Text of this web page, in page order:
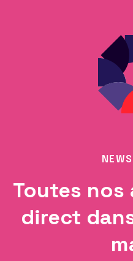
Toutes
direct